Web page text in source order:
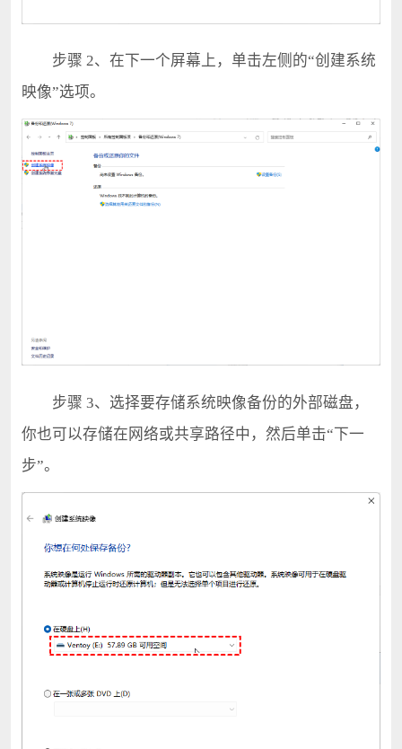
步骤 2、在下一个屏幕上，单击左侧的“创建系统
映像”选项。
步骤 3、选择要存储系统映像备份的外部磁盘，
你也可以存储在网络或共享路径中，然后单击“下一
步”。